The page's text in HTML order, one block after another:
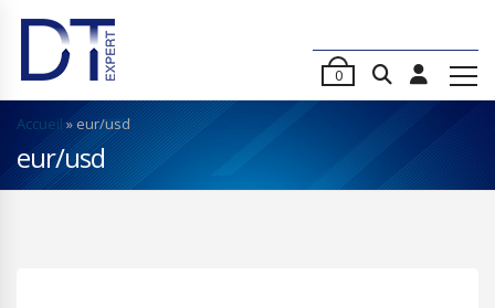
0
Accueil »eur/usd
eur/usd